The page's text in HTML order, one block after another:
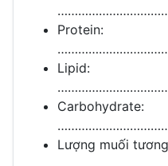
Protein:
Lipid:
Carbohydrate:
Lượng muối